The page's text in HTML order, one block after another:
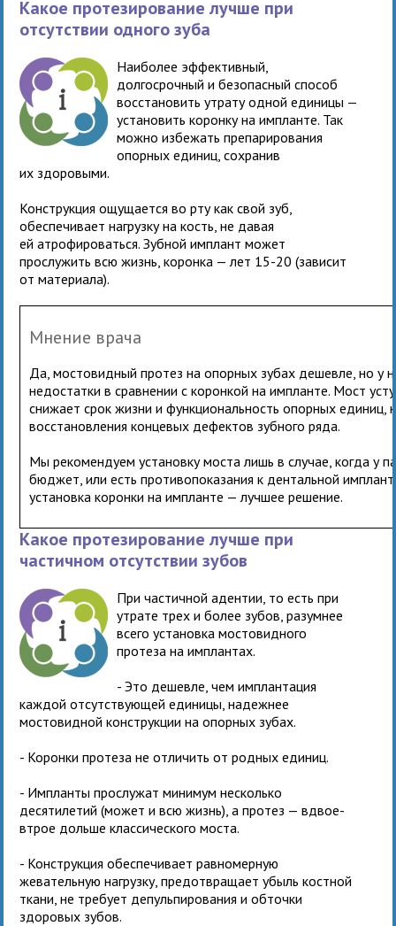
Какое протезирование лучше при
отсутствии одного зуба
Наиболее эффективный,
долгосрочный и безопасный способ
восстановить утрату одной единицы —
установить коронку на импланте. Так
можно избежать препарирования
опорных единиц, сохранив
их здоровыми.
Конструкция ощущается во рту как свой зуб,
обеспечивает нагрузку на кость, не давая
ей атрофироваться. Зубной имплант может
прослужить всю жизнь, коронка — лет 15-20 (зависит
от материала).
Мнение врача
Да, мостовидный протез на опорных зубах дешевле, но у
недостатки в сравнении с коронкой на импланте. Мост
снижает срок жизни и функциональность опорных единиц,
восстановления концевых дефектов зубного ряда.
Мы рекомендуем установку моста лишь в случае, когда у
бюджет, или есть противопоказания к дентальной
установка коронки на импланте — лучшее решение.
Какое протезирование лучше при
частичном отсутствии зубов
При частичной адентии, то есть при
утрате трех и более зубов, разумнее
всего установка мостовидного
протеза на имплантах.
- Это дешевле, чем имплантация
каждой отсутствующей единицы, надежнее
мостовидной конструкции на опорных зубах.
- Коронки протеза не отличить от родных единиц.
- Импланты прослужат минимум несколько
десятилетий (может и всю жизнь), а протез — вдвое-
втрое дольше классического моста.
- Конструкция обеспечивает равномерную
жевательную нагрузку, предотвращает убыль костной
ткани, не требует депульпирования и обточки
здоровых зубов.